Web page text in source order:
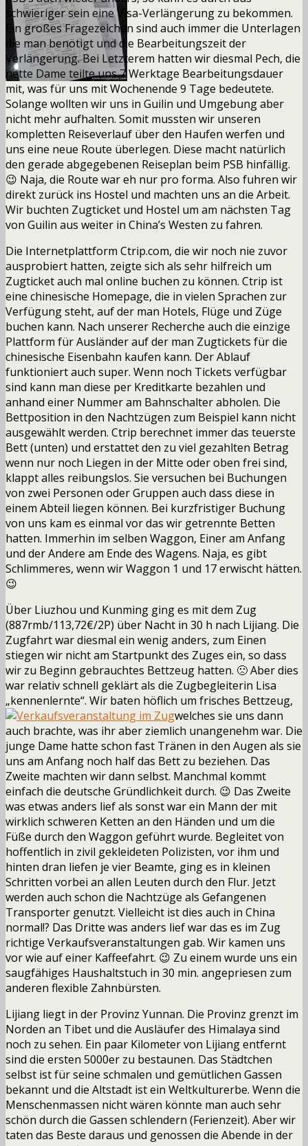
schwieriger sein eine Visa-Verlängerung zu bekommen.
Ein großes Fragezeichen sind auch immer die Unterlagen
die man benötigt und die Bearbeitungszeit der
Verlängerung. Bei Letzterem hatten wir diesmal Pech, die
nette Dame teilte uns 7 Werktage Bearbeitungsdauer
mit, was für uns mit Wochenende 9 Tage bedeutete.
Solange wollten wir uns in Guilin und Umgebung aber
nicht mehr aufhalten. Somit mussten wir unseren
kompletten Reiseverlauf über den Haufen werfen und
uns eine neue Route überlegen. Diese macht natürlich
den gerade abgegebenen Reiseplan beim PSB hinfällig.
😉 Naja, die Route war eh nur pro forma. Also fuhren wir
direkt zurück ins Hostel und machten uns an die Arbeit.
Wir buchten Zugticket und Hostel um am nächsten Tag
von Guilin aus weiter in China’s Westen zu fahren.
Die Internetplattform Ctrip.com, die wir noch nie zuvor
ausprobiert hatten, zeigte sich als sehr hilfreich um
Zugticket auch mal online buchen zu können. Ctrip ist
eine chinesische Homepage, die in vielen Sprachen zur
Verfügung steht, auf der man Hotels, Flüge und Züge
buchen kann. Nach unserer Recherche auch die einzige
Plattform für Ausländer auf der man Zugtickets für die
chinesische Eisenbahn kaufen kann. Der Ablauf
funktioniert auch super. Wenn noch Tickets verfügbar
sind kann man diese per Kreditkarte bezahlen und
anhand einer Nummer am Bahnschalter abholen. Die
Bettposition in den Nachtzügen zum Beispiel kann nicht
ausgewählt werden. Ctrip berechnet immer das teuerste
Bett (unten) und erstattet den zu viel gezahlten Betrag
wenn nur noch Liegen in der Mitte oder oben frei sind,
klappt alles reibungslos. Sie versuchen bei Buchungen
von zwei Personen oder Gruppen auch dass diese in
einem Abteil liegen können. Bei kurzfristiger Buchung
von uns kam es einmal vor das wir getrennte Betten
hatten. Immerhin im selben Waggon, Einer am Anfang
und der Andere am Ende des Wagens. Naja, es gibt
Schlimmeres, wenn wir Waggon 1 und 17 erwischt hätten.
😉
Über Liuzhou und Kunming ging es mit dem Zug
(887rmb/113,72€/2P) über Nacht in 30 h nach Lijiang. Die
Zugfahrt war diesmal ein wenig anders, zum Einen
stiegen wir nicht am Startpunkt des Zuges ein, so dass
wir zu Beginn gebrauchtes Bettzeug hatten. 🙁 Aber dies
war relativ schnell geklärt als die Zugbegleiterin Lisa
„kennenlernte“. Wir baten höflich um frisches Bettzeug,
welches sie uns dann
auch brachte, was ihr aber ziemlich unangenehm war. Die
junge Dame hatte schon fast Tränen in den Augen als sie
uns am Anfang noch half das Bett zu beziehen. Das
Zweite machten wir dann selbst. Manchmal kommt
einfach die deutsche Gründlichkeit durch. 😉 Das Zweite
was etwas anders lief als sonst war ein Mann der mit
wirklich schweren Ketten an den Händen und um die
Füße durch den Waggon geführt wurde. Begleitet von
hoffentlich in zivil gekleideten Polizisten, vor ihm und
hinten dran liefen je vier Beamte, ging es in kleinen
Schritten vorbei an allen Leuten durch den Flur. Jetzt
werden auch schon die Nachtzüge als Gefangenen
Transporter genutzt. Vielleicht ist dies auch in China
normal!? Das Dritte was anders lief war das es im Zug
richtige Verkaufsveranstaltungen gab. Wir kamen uns
vor wie auf einer Kaffeefahrt. 😉 Zu einem wurde uns ein
saugfähiges Haushaltstuch in 30 min. angepriesen zum
anderen flexible Zahnbürsten.
Lijiang liegt in der Provinz Yunnan. Die Provinz grenzt im
Norden an Tibet und die Ausläufer des Himalaya sind
noch zu sehen. Ein paar Kilometer von Lijiang entfernt
sind die ersten 5000er zu bestaunen. Das Städtchen
selbst ist für seine schmalen und gemütlichen Gassen
bekannt und die Altstadt ist ein Weltkulturerbe. Wenn die
Menschenmassen nicht wären könnte man auch sehr
schön durch die Gassen schlendern (Ferienzeit). Aber wir
taten das Beste daraus und genossen die Abende in der